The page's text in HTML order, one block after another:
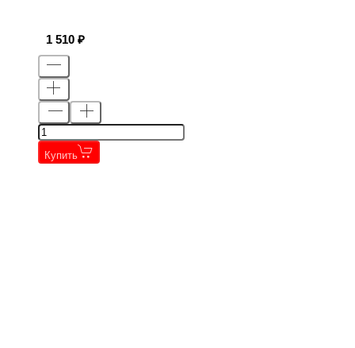
1 510
Купить